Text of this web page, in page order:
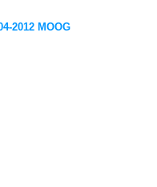
2012 MOOG